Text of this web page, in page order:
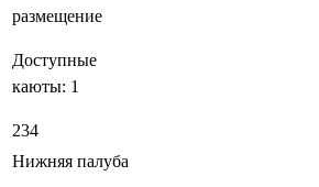
размещение
Доступные
каюты: 1
234
Нижняя палуба